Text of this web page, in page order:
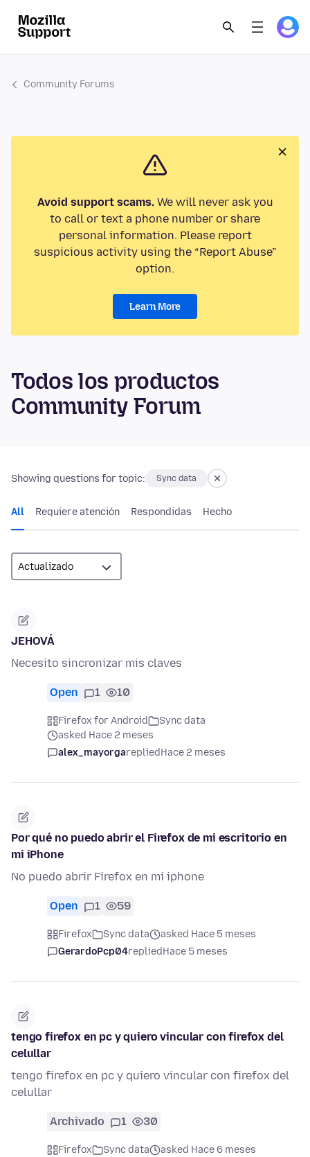
Community Forums
Avoid support scams.We will never ask you
to call or text a phone number or share
personal information. Please report
suspicious activity using the “Report Abuse”
option.
Learn More
Todos los productos
Community Forum
Showing questions for topic: Sync data
All Requiere atención Respondidas Hecho
JEHOVÁ
Necesito sincronizar mis claves
Open 1 10
Firefox for Android
Sync data
asked Hace 2 meses
alex_mayorgarepliedHace 2 meses
Por qué no puedo abrir el Firefox de mi escritorio en
mi iPhone
No puedo abrir Firefox en mi iphone
Open 1 59
Firefox Sync data
asked Hace 5 meses
GerardoPcp04repliedHace 5 meses
tengo firefox en pc y quiero vincular con firefox del
celullar
tengo firefox en pc y quiero vincular con firefox del
celullar
Archivado 1 30
Firefox Sync data
asked Hace 6 meses